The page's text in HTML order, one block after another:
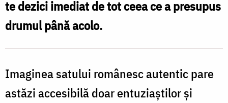
te dezici imediat de tot ceea ce a presupus
drumul până acolo.
Imaginea satului românesc autentic pare
astăzi accesibilă doar entuziaștilor și